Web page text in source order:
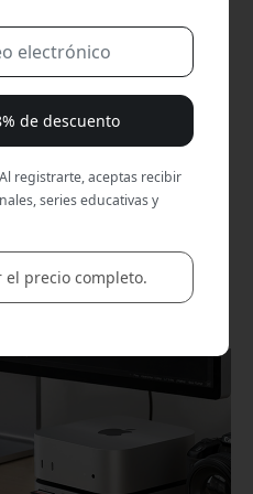
rápidamente en una
Con el chip eficiente de
capacidad para funcionar
desde agentes de IA y
hasta servidores de IA
por la IA que funciona
Herramientas como
vez más personas quieren
sin depender de
que la IA vuelve al escritorio,
y la gestión térmica
de descuento
registrarte, aceptas recibir
series educativas y
precio completo.